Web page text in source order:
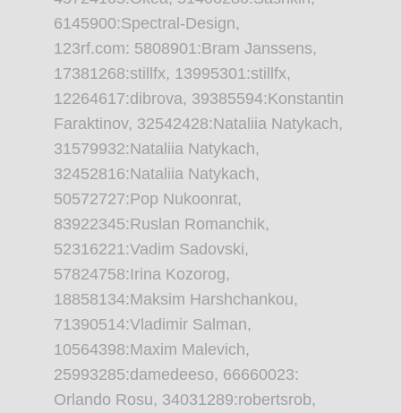
6145900:Spectral-Design,
123rf.com: 5808901:Bram Janssens,
17381268:stillfx, 13995301:stillfx,
12264617:dibrova, 39385594:Konstantin
Faraktinov, 32542428:Nataliia Natykach,
31579932:Nataliia Natykach,
32452816:Nataliia Natykach,
50572727:Pop Nukoonrat,
83922345:Ruslan Romanchik,
52316221:Vadim Sadovski,
57824758:Irina Kozorog,
18858134:Maksim Harshchankou,
71390514:Vladimir Salman,
10564398:Maxim Malevich,
25993285:damedeeso, 66660023:
Orlando Rosu, 34031289:robertsrob,